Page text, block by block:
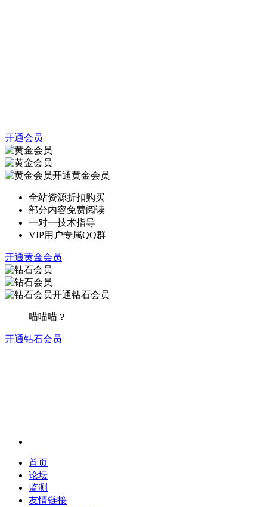
开通会员
开通黄金会员
全站资源折扣购买
部分内容免费阅读
一对一技术指导
VIP用户专属QQ群
开通黄金会员
开通钻石会员
喵喵喵？
开通钻石会员
首页
论坛
监测
友情链接